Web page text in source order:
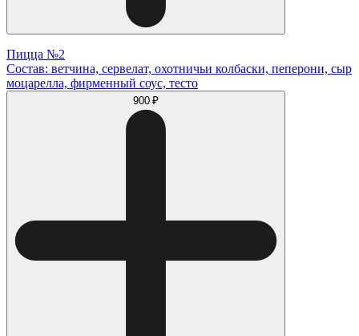
Пицца №2
Состав: ветчина, сервелат, охотничьи колбаски, пеперони, сыр
моцарелла, фирменный соус, тесто
900 ₽